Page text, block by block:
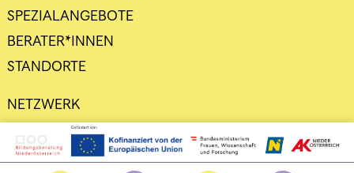
SPEZIALANGEBOTE
BERATER*INNEN
STANDORTE
NETZWERK
DATENSCHUTZ
IMPRESSUM